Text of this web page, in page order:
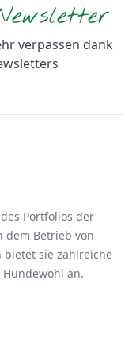
verpassen dank
Portfolios der
dem Betrieb von
bietet sie zahlreiche
an.